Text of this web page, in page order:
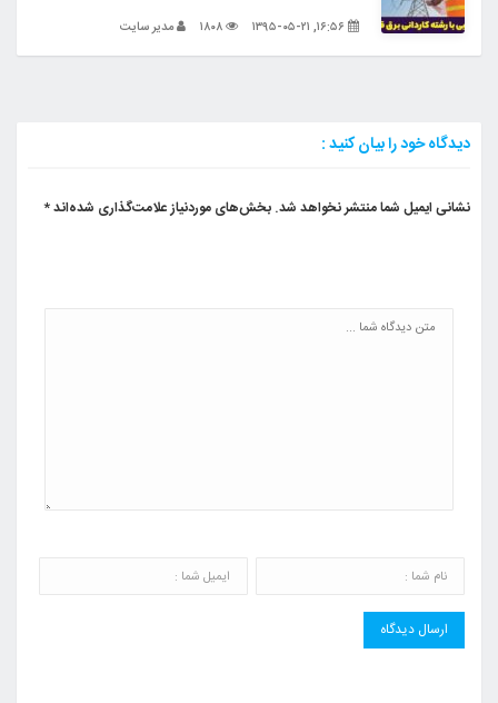
مدیر سایت
دیدگاه خود را بیان کنید :
نشانی ایمیل شما منتشر نخواهد شد. بخش‌های موردنیاز علامت‌گذاری شده‌اند*